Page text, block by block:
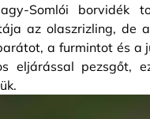
Somlói borvidék
az olaszrizling, de
a furmintot és
eljárással pezsgőt,